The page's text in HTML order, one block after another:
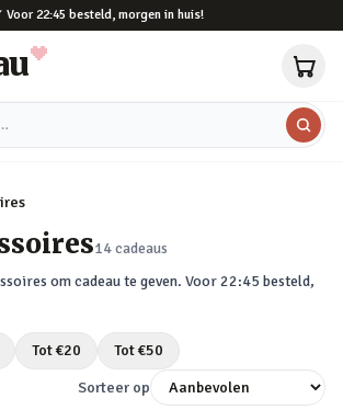
Voor 22:45 besteld, morgen in huis!
14cadeaus
om cadeau te geven. Voor 22:45 besteld,
Tot €20 Tot €50
Sorteer op